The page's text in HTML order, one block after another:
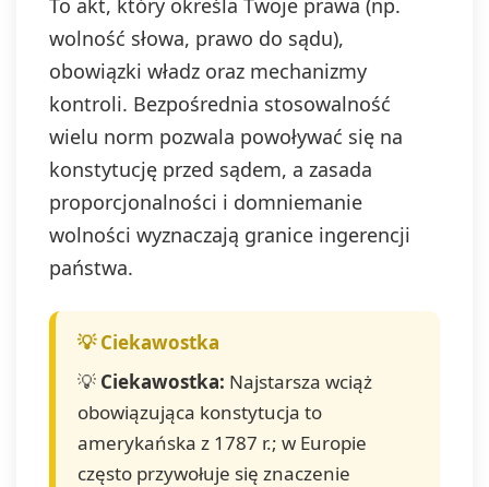
To akt, który określa Twoje prawa (np.
wolność słowa, prawo do sądu),
obowiązki władz oraz mechanizmy
kontroli. Bezpośrednia stosowalność
wielu norm pozwala powoływać się na
konstytucję przed sądem, a zasada
proporcjonalności i domniemanie
wolności wyznaczają granice ingerencji
państwa.
💡 Ciekawostka: Najstarsza wciąż
obowiązująca konstytucja to
amerykańska z 1787 r.; w Europie
często przywołuje się znaczenie